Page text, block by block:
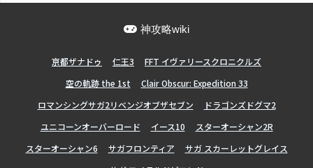
神攻略wiki
亰都ザナドゥ 仁王3
FFT イヴァリースクロニクルズ
空の軌跡 the 1st
Clair Obscur: Expedition 33
ロマンシングサガ2リベンジオブザセブン
ドラゴンズドグマ2
ユニコーンオーバーロード
イース10
スターオーシャン2R
スターオーシャン6
サガフロンティア
サガ スカーレットグレイス